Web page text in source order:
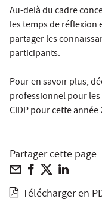
Au-delà du cadre
les temps de réflexion
partager les
participants.
Pour en savoir plus,
professionnel pour les
CIDP pour cette année
Partager cette page
Télécharger en